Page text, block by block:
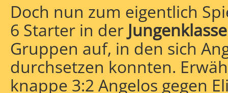
Doch nun zum eigentlich
6 Starter in der Jungenklasse
Gruppen auf, in den sich
durchsetzen konnten.
knappe 3:2 Angelos gegen